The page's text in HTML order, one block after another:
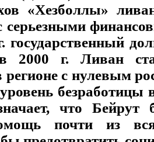
«Хезболлы»
серьезными
государственный
2000 г. Ливан
регионе с нулевым
безработицы
что Бейрут
почти из